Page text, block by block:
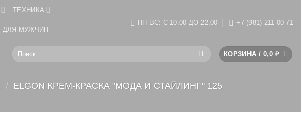
ТЕХНИКА
ДЛЯ МУЖЧИН
ПН-ВС: C 10.00 ДО 22.00 +7 (981) 211-00-71
Искать:
КОРЗИНА / 0,0 ₽
/ ELGON КРЕМ-КРАСКА "МОДА И СТАЙЛИНГ" 125